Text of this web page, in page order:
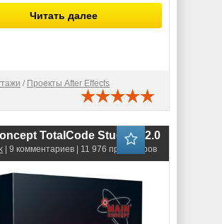
Читать далее
/ Проекты After Effects
TotalCode Studio 3.2.0
| 9 комментариев | 11 976 просмотров